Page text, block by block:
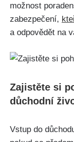
možnost
zabezpečení,
a odpovědět na
Zajistěte si
důchodní
Vstup do